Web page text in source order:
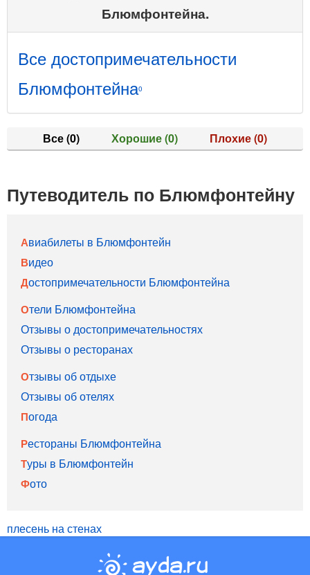
Блюмфонтейна.
Все достопримечательности
Блюмфонтейна0
Все(0) Хорошие(0) Плохие(0)
Путеводитель по Блюмфонтейну
Авиабилеты в Блюмфонтейн
Видео
Достопримечательности Блюмфонтейна
Отели Блюмфонтейна
Отзывы о достопримечательностях
Отзывы о ресторанах
Отзывы об отдыхе
Отзывы об отелях
Погода
Рестораны Блюмфонтейна
Туры в Блюмфонтейн
Фото
плесень на стенах